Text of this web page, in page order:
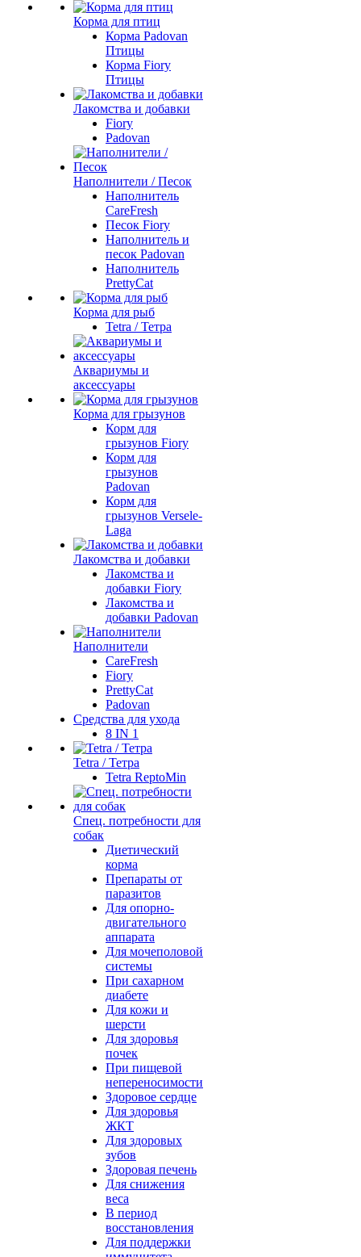
Корма для птиц
Корма Padovan
Птицы
Корма Fiory
Птицы
Лакомства и добавки
Fiory
Padovan
Наполнители / Песок
Наполнитель
CareFresh
Песок Fiory
Наполнитель и
песок Padovan
Наполнитель
PrettyCat
Корма для рыб
Tetra / Тетра
Аквариумы и
аксессуары
Корма для грызунов
Корм для
грызунов Fiory
Корм для
грызунов
Padovan
Корм для
грызунов Versele-
Laga
Лакомства и добавки
Лакомства и
добавки Fiory
Лакомства и
добавки Padovan
Наполнители
CareFresh
Fiory
PrettyCat
Padovan
Средства для ухода
8 IN 1
Tetra / Тетра
Tetra ReptoMin
Спец. потребности для
собак
Диетический
корма
Препараты от
паразитов
Для опорно-
двигательного
аппарата
Для мочеполовой
системы
При сахарном
диабете
Для кожи и
шерсти
Для здоровья
почек
При пищевой
непереносимости
Здоровое сердце
Для здоровья
ЖКТ
Для здоровых
зубов
Здоровая печень
Для снижения
веса
В период
восстановления
Для поддержки